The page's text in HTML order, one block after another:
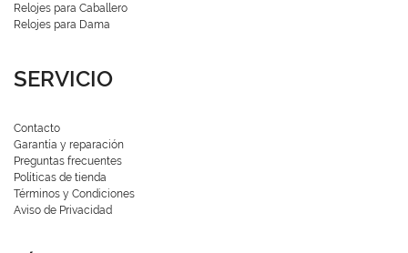
Relojes para Caballero
Relojes para Dama
SERVICIO
Contacto
Garantía y reparación
Preguntas frecuentes
Políticas de tienda
Términos y Condiciones
Aviso de Privacidad